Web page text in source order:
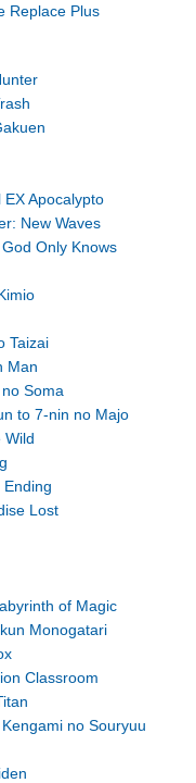
Replace Plus
Apocalypto
New Waves
Only Knows
Taizai
Man
Soma
to 7-nin no Majo
Wild
Lost
of Magic
Monogatari
Classroom
no Souryuu